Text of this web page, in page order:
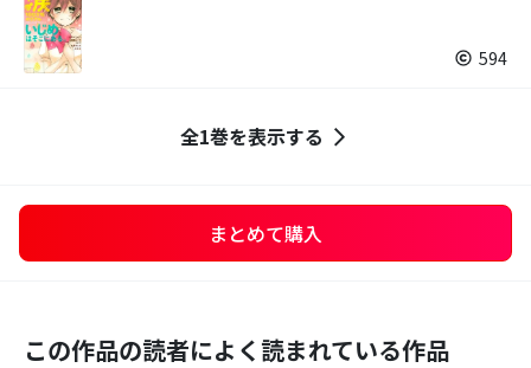
594
全1巻を表示する
まとめて購入
この作品の読者によく読まれている作品